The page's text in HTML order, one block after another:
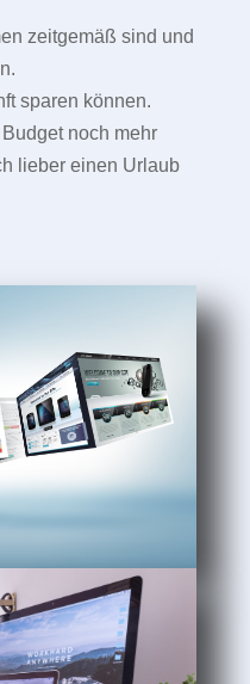
zeitgemäß sind und
sparen können.
noch mehr
lieber einen Urlaub